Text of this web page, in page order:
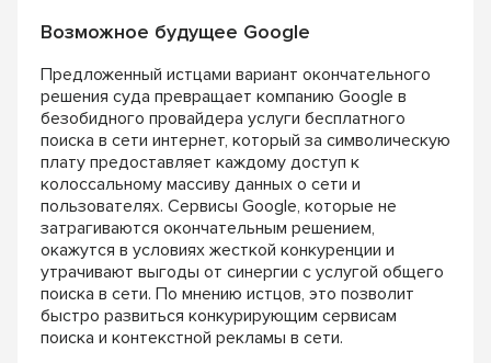
Возможное будущее Google
Предложенный истцами вариант окончательного
решения суда превращает компанию Google в
безобидного провайдера услуги бесплатного
поиска в сети интернет, который за символическую
плату предоставляет каждому доступ к
колоссальному массиву данных о сети и
пользователях. Сервисы Google, которые не
затрагиваются окончательным решением,
окажутся в условиях жесткой конкуренции и
утрачивают выгоды от синергии с услугой общего
поиска в сети. По мнению истцов, это позволит
быстро развиться конкурирующим сервисам
поиска и контекстной рекламы в сети.